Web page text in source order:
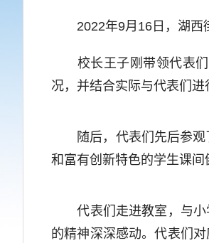
2022年9月16日，湖西街
校长王子刚带领代表们
况，并结合实际与代表们进
随后，代表们先后参观了
和富有创新特色的学生课
代表们走进教室，与小
的精神深深感动。代表们